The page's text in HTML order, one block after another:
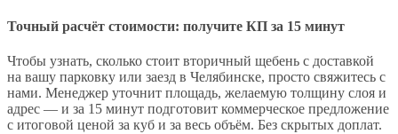
Точный расчёт стоимости: получите КП за 15 минут
Чтобы узнать, сколько стоит вторичный щебень с доставкой
на вашу парковку или заезд в Челябинске, просто свяжитесь с
нами. Менеджер уточнит площадь, желаемую толщину слоя и
адрес — и за 15 минут подготовит коммерческое предложение
с итоговой ценой за куб и за весь объём. Без скрытых доплат.